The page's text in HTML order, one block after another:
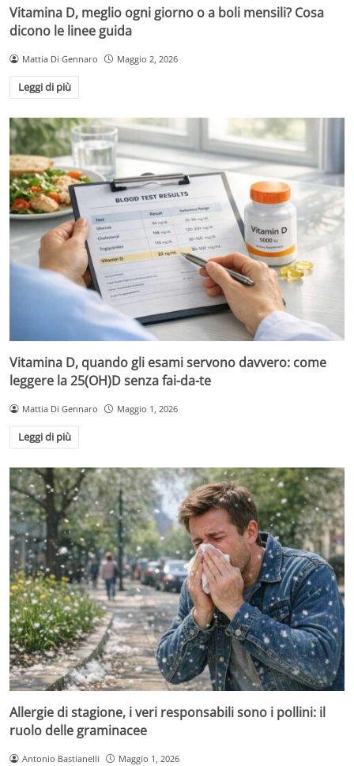
Vitamina D, meglio ogni giorno o a boli mensili? Cosa
dicono le linee guida
Mattia Di Gennaro Maggio 2, 2026
Leggi di più
Vitamina D, quando gli esami servono davvero: come
leggere la 25(OH)D senza fai-da-te
Mattia Di Gennaro Maggio 1, 2026
Leggi di più
Allergie di stagione, i veri responsabili sono i pollini: il
ruolo delle graminacee
Antonio Bastianelli Maggio 1, 2026